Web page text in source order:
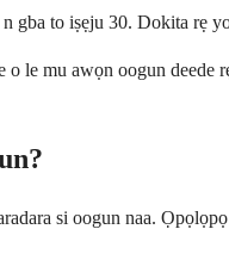
gba to iṣẹju 30. Dokita rẹ
le mu awọn oogun
si oogun naa.